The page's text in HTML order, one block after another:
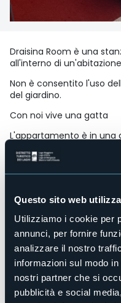
Questo sito web
Utilizziamo i cookie per
annunci, per fornire
analizzare il nostro
informazioni sul modo
nostri partner che si
pubblicità e social
Draisina Room è una
all'interno di
Non è consentito l'uso
del giardino.
Con noi vive una gatta
L'appartamento è in una
Siamo particolarmente
Team.
Accesso disabili
Centro benessere
No
Sala congressi